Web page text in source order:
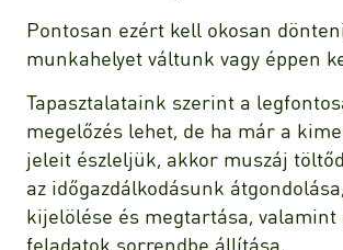
Pontosan ezért kell okosan
munkahelyet váltunk vagy éppen
Tapasztalataink szerint a
megelőzés lehet, de ha már a
jeleit észleljük, akkor muszáj
az időgazdálkodásunk
kijelölése és megtartása, valamint
feladatok sorrendbe állítása,